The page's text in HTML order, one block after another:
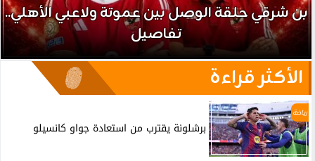
بن شرقي حلقة الوصل بين عموتة ولاعبي الأهلي..
تفاصيل
الأكثر قراءة
رياضة
برشلونة يقترب من استعادة جواو كانسيلو